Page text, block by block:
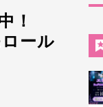
！
ール